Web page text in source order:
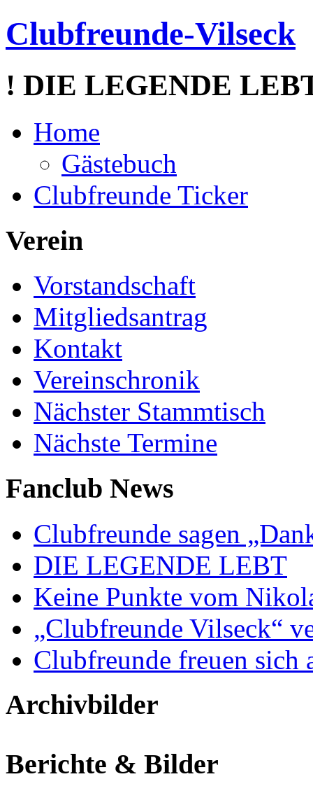
Clubfreunde-Vilseck
! DIE LEGENDE
Home
Gästebuch
Clubfreunde Ticker
Verein
Vorstandschaft
Mitgliedsantrag
Kontakt
Vereinschronik
Nächster Stammtisch
Nächste Termine
Fanclub News
Clubfreunde sagen
DIE LEGENDE LEBT
Keine Punkte vom
„Clubfreunde Vilseck“
Clubfreunde freuen sich
Archivbilder
Berichte & Bilder